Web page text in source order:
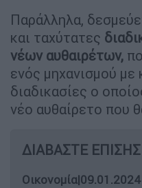
Παράλληλα,
και ταχύτατες
νέων αυθαιρέτων,
ενός μηχανισμού με
διαδικασίες ο
νέο αυθαίρετο που
ΔΙΑΒΑΣΤΕ ΕΠΙΣΗΣ
Οικονομία|